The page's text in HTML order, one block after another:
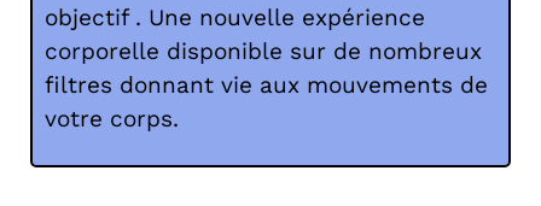
objectif . Une nouvelle expérience
corporelle disponible sur de nombreux
filtres donnant vie aux mouvements de
votre corps.